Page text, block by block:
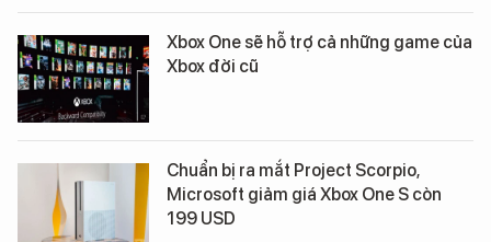
Xbox One sẽ hỗ trợ cả những game của
Xbox đời cũ
Chuẩn bị ra mắt Project Scorpio,
Microsoft giảm giá Xbox One S còn
199 USD